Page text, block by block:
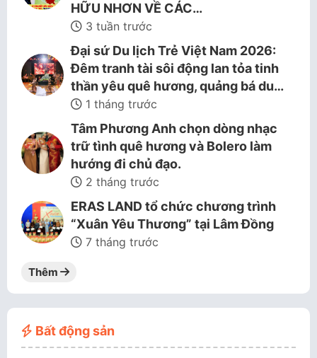
HỮU NHƠN VỀ CÁC…
3 tuần trước
Đại sứ Du lịch Trẻ Việt Nam 2026:
Đêm tranh tài sôi động lan tỏa tinh
thần yêu quê hương, quảng bá du…
1 tháng trước
Tâm Phương Anh chọn dòng nhạc
trữ tình quê hương và Bolero làm
hướng đi chủ đạo.
2 tháng trước
ERAS LAND tổ chức chương trình
“Xuân Yêu Thương” tại Lâm Đồng
7 tháng trước
Thêm
Bất động sản